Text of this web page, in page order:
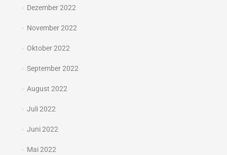
Dezember 2022
November 2022
Oktober 2022
September 2022
August 2022
Juli 2022
Juni 2022
Mai 2022